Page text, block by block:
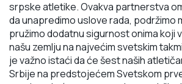
srpske atletike. Ovakva partnerstva
da unapredimo uslove rada, podržimo
pružimododatnu sigurnost onima koji
našu zemlju na najvećim svetskim
je važno istaći da će šest naših
Srbije na predstojećem Svetskom